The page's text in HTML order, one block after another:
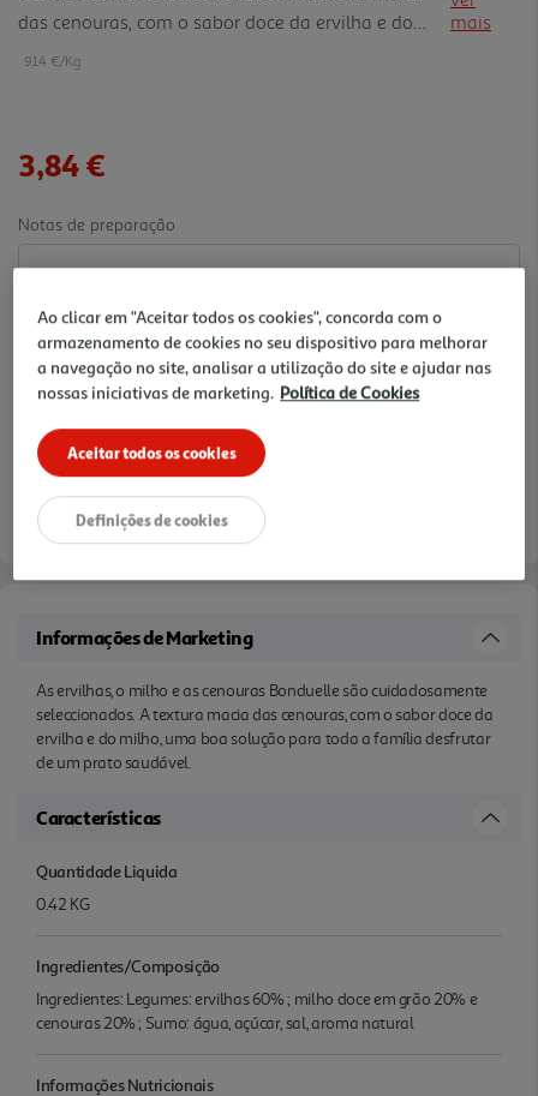
página.
das cenouras, com o sabor doce da ervilha e do
milho, uma boa solução para toda a família
mais
9.14 €/Kg
3,84 €
Notas de preparação
Informações de Marketing
As ervilhas, o milho e as cenouras Bonduelle são cuidadosamente
seleccionados. A textura macia das cenouras, com o sabor doce da
ervilha e do milho, uma boa solução para toda a família desfrutar
de um prato saudável.
Características
Quantidade Liquida
0.42 KG
Ingredientes/Composição
Ingredientes: Legumes: ervilhas 60% ; milho doce em grão 20% e
cenouras 20% ; Sumo: água, açúcar, sal, aroma natural
Informações Nutricionais
Ao clicar em "Aceitar todos os cookies", concorda com o
armazenamento de cookies no seu dispositivo para melhorar
a navegação no site, analisar a utilização do site e ajudar nas
nossas iniciativas de marketing. Política de Cookies
Aceitar todos os cookies
Definições de cookies